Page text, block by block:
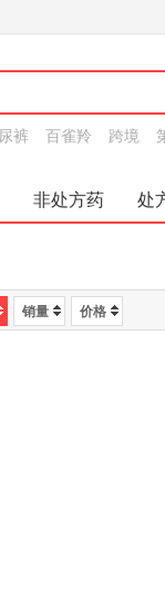
裤 百雀羚 跨境
非处方药
处
销量 价格